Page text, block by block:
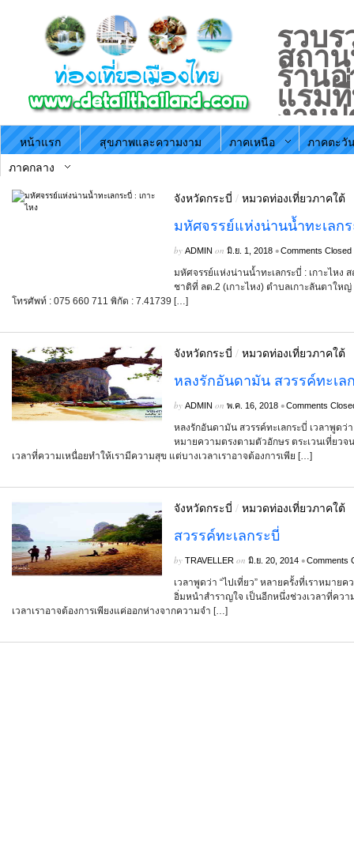
รวบ
สถา
ร้านอ
แรม
งาน
ประ
ตาม
หน้าแรก สุขภาพและความงาม ภาคเหนือ
ภาคตะวั
ภาคกลาง
จังหวัดกระบี่ / หมวดท่องเที่ยวภาคใต้
มหัศจรรย์แห่งน่านน้ำทะเลกร
by ADMIN on มิ.ย. 1, 2018 •Comments Closed
มหัศจรรย์แห่งน่านน้ำทะเลกระบี่ : เกาะไห
ชาติที่ ลต.2 (เกาะไหง) ตำบลเกาะลันตาให
โทรศัพท์ : 075 660 711 พิกัด : 7.41739 […]
จังหวัดกระบี่ / หมวดท่องเที่ยวภาคใต้
หลงรักอันดามัน สวรรค์ทะเล
by ADMIN on พ.ค. 16, 2018 •Comments
หลงรักอันดามัน สวรรค์ทะเลกระบี่ เวลาพูดว่
หมายความตรงตามตัวอักษร ตระเวนเที่ยว
เวลาที่ความเหนื่อยทำให้เรามีความสุข แต่บางเวลาเราอาจต้องการเพีย […]
จังหวัดกระบี่ / หมวดท่องเที่ยวภาคใต้
สวรรค์ทะเลกระบี่
by TRAVELLER on มิ.ย. 20, 2014 •Comments
เวลาพูดว่า “ไปเที่ยว” หลายครั้งที่เราหมาย
อิ่มหนำสำราญใจ เป็นอีกหนึ่งช่วงเวลาที่คว
เวลาเราอาจต้องการเพียงแค่ออกห่างจากความจำ […]